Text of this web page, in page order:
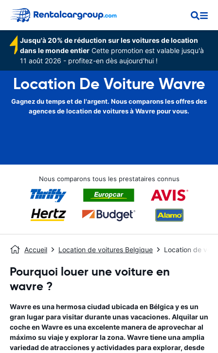
Jusqu'à 20% de réduction sur les voitures de location
dans le monde entier Cette promotion est valable jusqu'à
11 août 2026 - profitez-en dès aujourd'hui !
Location De Voiture Wavre
Gagnez du temps et de l'argent. Nous comparons les offres des
agences de location de voitures à Wavre pour vous.
Nous comparons tous les prestataires connus
Accueil Location de voitures Belgique Location de
Pourquoi louer une voiture en
wavre ?
Wavre es una hermosa ciudad ubicada en Bélgica y es un
gran lugar para visitar durante unas vacaciones. Alquilar un
coche en Wavre es una excelente manera de aprovechar al
máximo su viaje y explorar la zona. Wavre tiene una amplia
variedad de atracciones y actividades para explorar, desde